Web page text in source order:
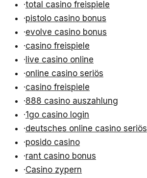
·total casino freispiele
·pistolo casino bonus
·evolve casino bonus
·casino freispiele
· live casino online
·online casino seriös
·casino freispiele
·888 casino auszahlung
·1go casino login
·deutsches online casino seriös
·posido casino
·rant casino bonus
·Casino zypern